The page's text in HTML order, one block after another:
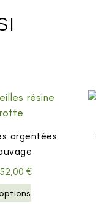
argentées
52,00€